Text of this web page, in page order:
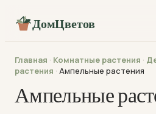
ДомЦветов
Главная · Комнатные растения ·
растения · Ампельные растения
Ампельные